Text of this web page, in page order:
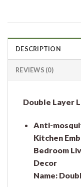
DESCRIPTION
REVIEWS (0)
Double Layer
Anti-
Kitchen
Bedroom
Decor
Name: